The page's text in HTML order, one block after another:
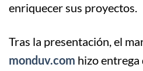
enriquecer sus proyectos.
Tras la presentación, el
monduv.com hizo